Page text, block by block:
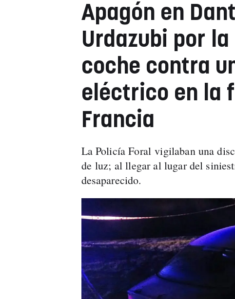
Apagón en
Urdazubi por
coche contra
eléctrico en la
Francia
La Policía Foral vigilaban una
de luz; al llegar al lugar del
desaparecido.